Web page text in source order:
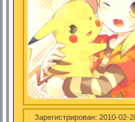
Зарегистрирован: 2010-02-